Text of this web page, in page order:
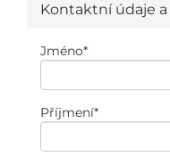
Kontaktní údaje
Jméno*
Příjmení*